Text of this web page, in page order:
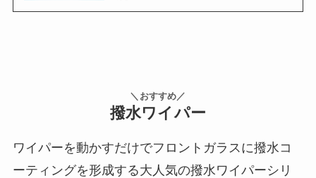
＼おすすめ／
撥水ワイパー
ワイパーを動かすだけでフロントガラスに撥水コ
ーティングを形成する大人気の撥水ワイパーシリ